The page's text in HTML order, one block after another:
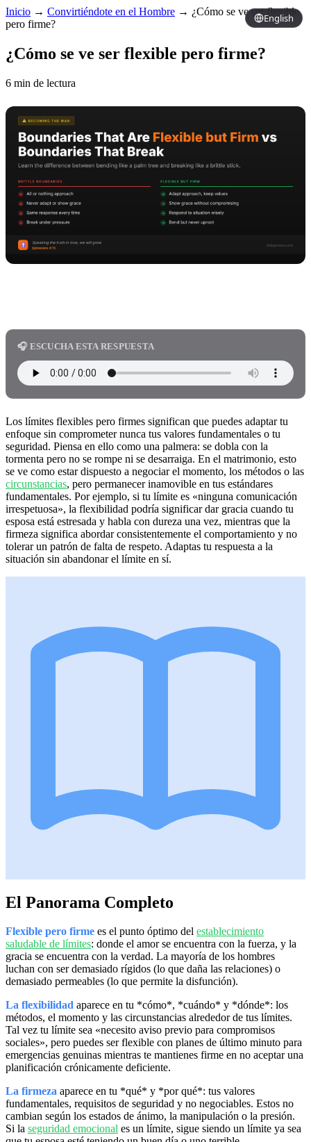
English
Inicio → Convirtiéndote en el Hombre → ¿Cómo se ve ser flexible
pero firme?
¿Cómo se ve ser flexible pero firme?
6 min de lectura
🎧 ESCUCHA ESTA RESPUESTA
Los límites flexibles pero firmes significan que puedes adaptar tu
enfoque sin comprometer nunca tus valores fundamentales o tu
seguridad. Piensa en ello como una palmera: se dobla con la
tormenta pero no se rompe ni se desarraiga. En el matrimonio, esto
se ve como estar dispuesto a negociar el momento, los métodos o las
circunstancias, pero permanecer inamovible en tus estándares
fundamentales. Por ejemplo, si tu límite es «ninguna comunicación
irrespetuosa», la flexibilidad podría significar dar gracia cuando tu
esposa está estresada y habla con dureza una vez, mientras que la
firmeza significa abordar consistentemente el comportamiento y no
tolerar un patrón de falta de respeto. Adaptas tu respuesta a la
situación sin abandonar el límite en sí.
El Panorama Completo
Flexible pero firme es el punto óptimo del establecimiento
saludable de límites: donde el amor se encuentra con la fuerza, y la
gracia se encuentra con la verdad. La mayoría de los hombres
luchan con ser demasiado rígidos (lo que daña las relaciones) o
demasiado permeables (lo que permite la disfunción).
La flexibilidad aparece en tu *cómo*, *cuándo* y *dónde*: los
métodos, el momento y las circunstancias alrededor de tus límites.
Tal vez tu límite sea «necesito aviso previo para compromisos
sociales», pero puedes ser flexible con planes de último minuto para
emergencias genuinas mientras te mantienes firme en no aceptar una
planificación crónicamente deficiente.
La firmeza aparece en tu *qué* y *por qué*: tus valores
fundamentales, requisitos de seguridad y no negociables. Estos no
cambian según los estados de ánimo, la manipulación o la presión.
Si la seguridad emocional es un límite, sigue siendo un límite ya sea